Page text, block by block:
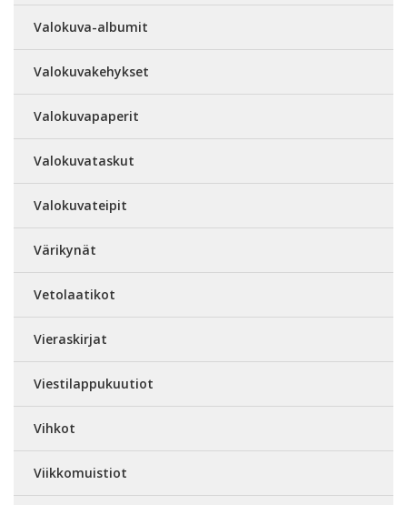
Valokuva-albumit
Valokuvakehykset
Valokuvapaperit
Valokuvataskut
Valokuvateipit
Värikynät
Vetolaatikot
Vieraskirjat
Viestilappukuutiot
Vihkot
Viikkomuistiot